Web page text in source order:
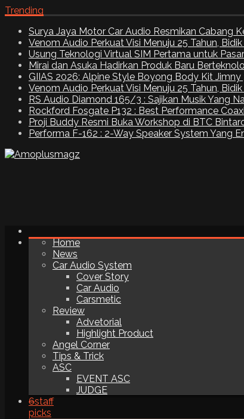
Trending
Surya Jaya Motor Car Audio Resmikan Cabang
Venom Audio Perkuat Visi Menuju 25 Tahun,
Usung Teknologi Virtual SIM Pertama untuk
Mirai dan Asuka Hadirkan Produk Baru
GIIAS 2026: Alpine Style Boyong Body Kit
Venom Audio Perkuat Visi Menuju 25 Tahun,
RS Audio Diamond 165/3 : Sajikan Musik Yang
Rockford Fosgate P132 : Best Performance
Proji Buddy Resmi Buka Workshop di BTC
Performa F-162 : 2-Way Speaker System Yang
Home
News
Car Audio System
Cover Story
Car Audio
Carsmetic
Review
Advetorial
Highlight Product
Angel Corner
Tips & Trick
ASC
EVENT ASC
JUDGE
6staff
picks